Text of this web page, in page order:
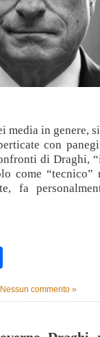
media in genere,
con
di Draghi,
come “tecnico”
fa
Nessun commento »